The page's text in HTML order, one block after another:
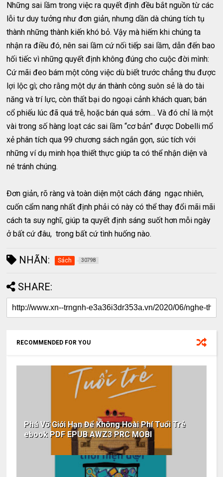
Những sai lầm trong việc ra quyết định đều bắt nguồn từ các
lỗi tư duy tưởng như đơn giản, nhưng dần dà chúng tích tụ
thành những thành kiến khó bỏ. Vậy mà hiếm khi chúng ta
nhận ra điều đó, nên sai lầm cứ nối tiếp sai lầm, dẫn đến bao
hối tiếc vì những quyết định không đúng cho cuộc đời mình:
Cứ mãi đeo bám một công việc dù biết trước chẳng thu được
lợi lộc gì; cho rằng một dự án thành công suôn sẻ là do tài
năng và trí lực, còn thất bại do ngoại cảnh khách quan; bán
cổ phiếu lúc đã quá trễ, hoặc bán quá sớm… Và đó chỉ là một
vài trong số hàng loạt các sai lầm “cơ bản” được Dobelli mổ
xẻ phân tích qua 99 chương sách ngắn gọn, súc tích với
những ví dụ minh họa thiết thực giúp ta có thể nhận diện và
né tránh chúng.
Đơn giản, rõ ràng và toàn diện một cách đáng ngạc nhiên,
cuốn cẩm nang nhất định phải có này có thể thay đổi mãi mãi
cách ta suy nghĩ, giúp ta quyết định sáng suốt hơn mỗi ngày
ở bất cứ đâu, trong bất cứ tình huống nào.
NHÃN: Sách 30798
SHARE:
RECOMMENDED FOR YOU
Phá Vỡ Giới Hạn Để Không Hoài Phí Tuổi Trẻ
ebook PDF EPUB AWZ3 PRC MOBI